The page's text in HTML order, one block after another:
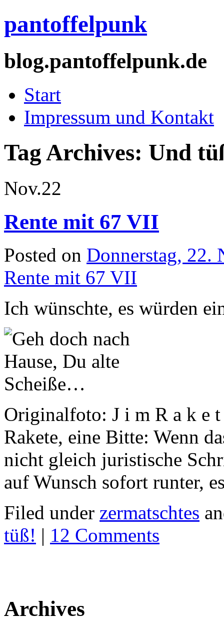
pantoffelpunk
blog.pantoffelpunk.de
Start
Impressum und Kontakt
Tag Archives: Und
Nov.22
Rente mit 67 VII
Posted on Donnerstag, 22.
Rente mit 67 VII
Ich wünschte, es würden
Originalfoto: J i m R a k e
Rakete, eine Bitte: Wenn
nicht gleich juristische
auf Wunsch sofort runter,
Filed under zermatschtes
tüß! | 12 Comments
Archives